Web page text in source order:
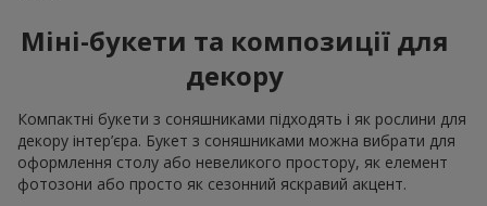
Міні-букети та композиції для
декору
Компактні букети з соняшниками підходять і як рослини для
декору інтер’єра. Букет з соняшниками можна вибрати для
оформлення столу або невеликого простору, як елемент
фотозони або просто як сезонний яскравий акцент.